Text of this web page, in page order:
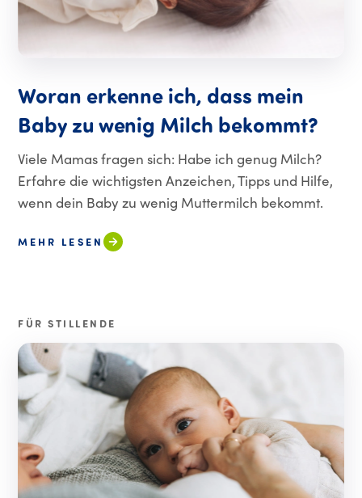
Woran erkenne ich, dass mein
Baby zu wenig Milch bekommt?
Viele Mamas fragen sich: Habe ich genug Milch?
Erfahre die wichtigsten Anzeichen, Tipps und Hilfe,
wenn dein Baby zu wenig Muttermilch bekommt.
MEHR LESEN
FÜR STILLENDE